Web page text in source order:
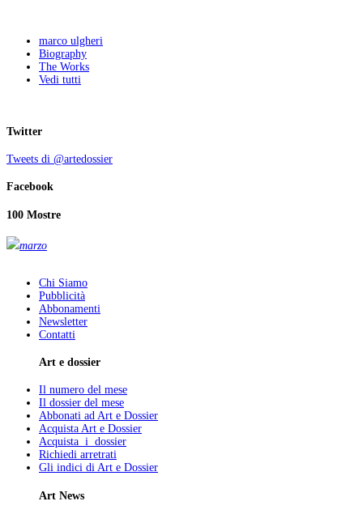
marco ulgheri
Biography
The Works
Vedi tutti
Twitter
Tweets di @artedossier
Facebook
100 Mostre
marzo
Chi Siamo
Pubblicità
Abbonamenti
Newsletter
Contatti
Art e dossier
Il numero del mese
Il dossier del mese
Abbonati ad Art e Dossier
Acquista Art e Dossier
Acquista i dossier
Richiedi arretrati
Gli indici di Art e Dossier
Art News